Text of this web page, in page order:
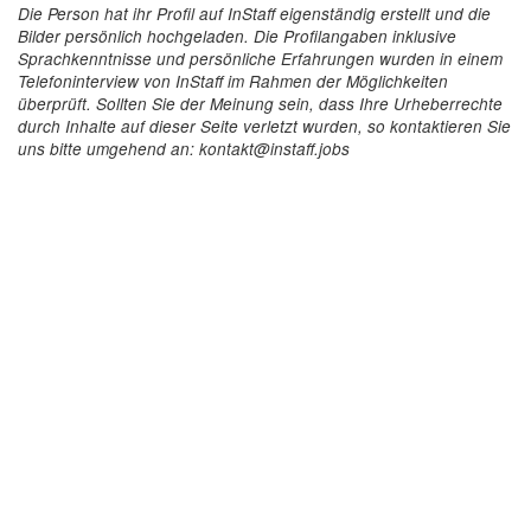
Die Person hat ihr Profil auf InStaff eigenständig erstellt und die
Bilder persönlich hochgeladen. Die Profilangaben inklusive
Sprachkenntnisse und persönliche Erfahrungen wurden in einem
Telefoninterview von InStaff im Rahmen der Möglichkeiten
überprüft. Sollten Sie der Meinung sein, dass Ihre Urheberrechte
durch Inhalte auf dieser Seite verletzt wurden, so kontaktieren Sie
uns bitte umgehend an: kontakt@instaff.jobs